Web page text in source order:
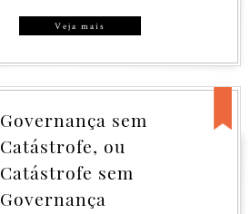
Veja mais
Governança sem
Catástrofe, ou
Catástrofe sem
Governança